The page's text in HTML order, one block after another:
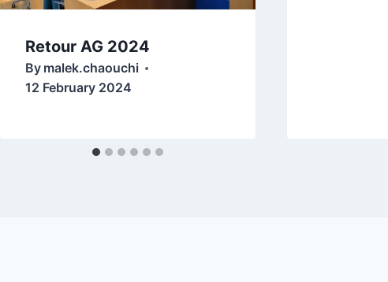
Retour AG 2024
By malek.chaouchi
12 February 2024